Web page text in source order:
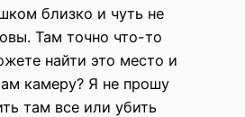
близко и чуть не
Там точно что-то
найти это место и
камеру? Я не прошу
там все или убить